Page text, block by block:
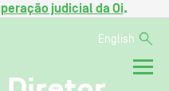
judicial da Oi.
English